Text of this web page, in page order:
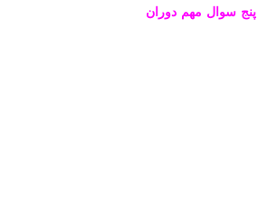
پنج سوال مهم دوران